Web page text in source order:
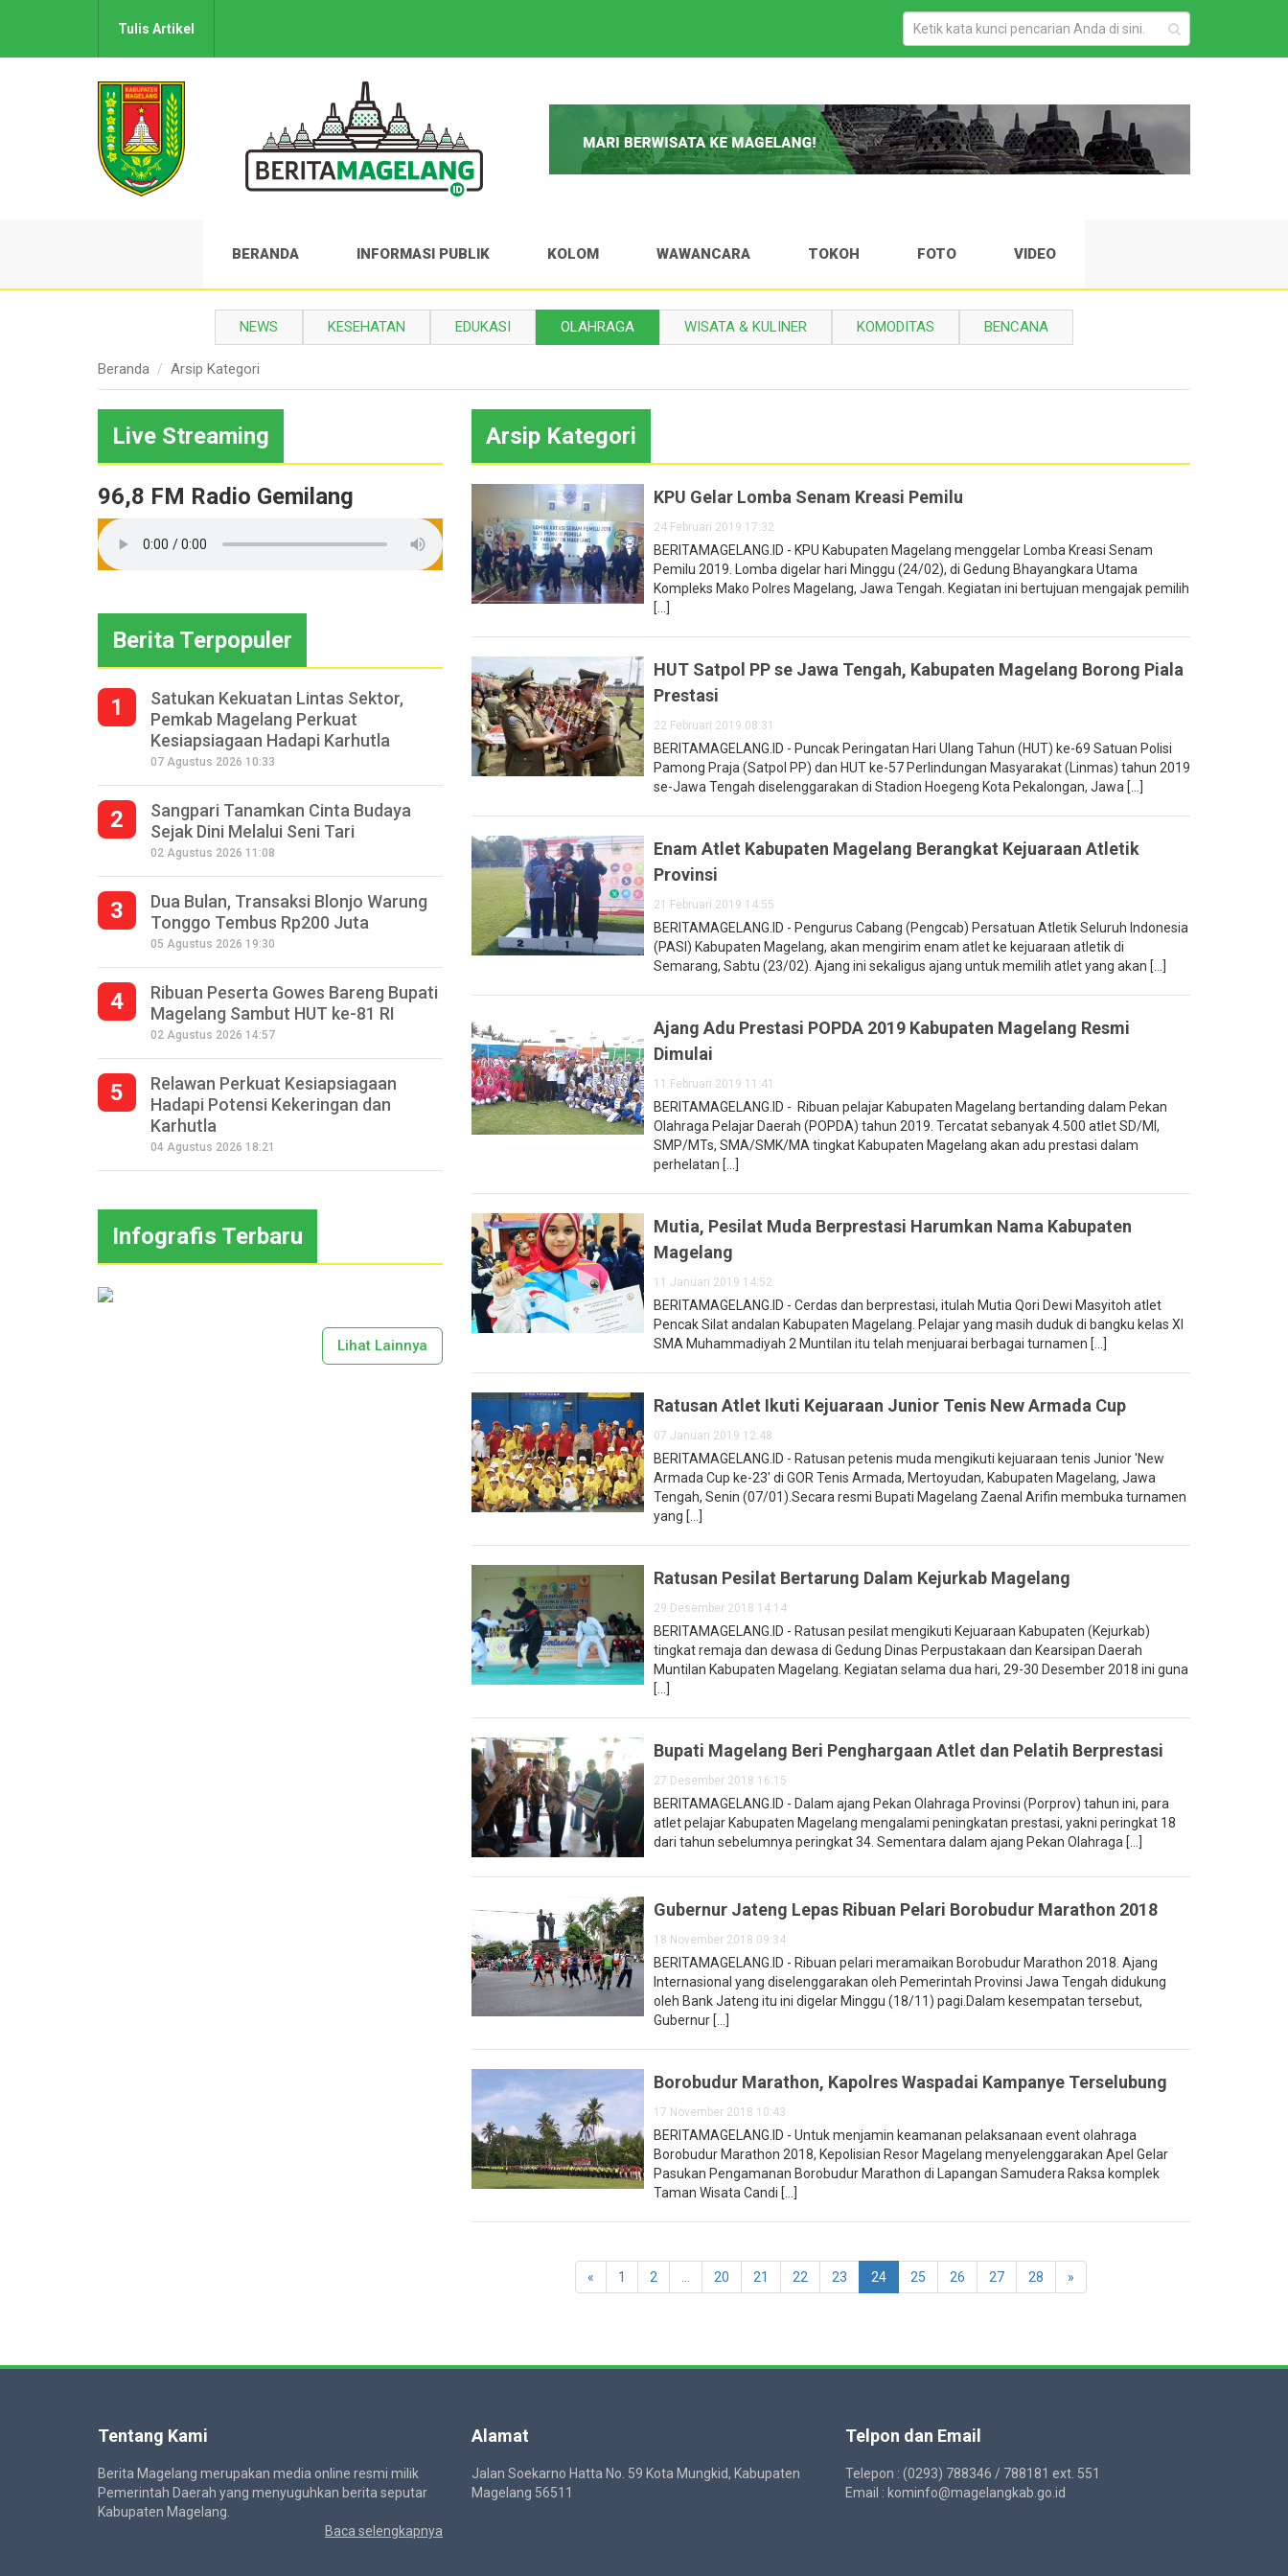
Tulis Artikel
BERANDA INFORMASI PUBLIK KOLOM WAWANCARA TOKOH FOTO VIDEO
NEWS KESEHATAN EDUKASI OLAHRAGA WISATA & KULINER KOMODITAS BENCANA
Beranda Arsip Kategori
Live Streaming
96,8 FM Radio Gemilang
Berita Terpopuler
1
Satukan Kekuatan Lintas Sektor,
Pemkab Magelang Perkuat
Kesiapsiagaan Hadapi Karhutla
07 Agustus 2026 10:33
2
Sangpari Tanamkan Cinta Budaya
Sejak Dini Melalui Seni Tari
02 Agustus 2026 11:08
3
Dua Bulan, Transaksi Blonjo Warung
Tonggo Tembus Rp200 Juta
05 Agustus 2026 19:30
4
Ribuan Peserta Gowes Bareng Bupati
Magelang Sambut HUT ke-81 RI
02 Agustus 2026 14:57
5
Relawan Perkuat Kesiapsiagaan
Hadapi Potensi Kekeringan dan
Karhutla
04 Agustus 2026 18:21
Infografis Terbaru
Lihat Lainnya
Arsip Kategori
KPU Gelar Lomba Senam Kreasi Pemilu
24 Februari 2019 17:32
BERITAMAGELANG.ID - KPU Kabupaten Magelang menggelar Lomba Kreasi Senam
Pemilu 2019. Lomba digelar hari Minggu (24/02), di Gedung Bhayangkara Utama
Kompleks Mako Polres Magelang, Jawa Tengah. Kegiatan ini bertujuan mengajak pemilih
[...]
HUT Satpol PP se Jawa Tengah, Kabupaten Magelang Borong Piala
Prestasi
22 Februari 2019 08:31
BERITAMAGELANG.ID - Puncak Peringatan Hari Ulang Tahun (HUT) ke-69 Satuan Polisi
Pamong Praja (Satpol PP) dan HUT ke-57 Perlindungan Masyarakat (Linmas) tahun 2019
se-Jawa Tengah diselenggarakan di Stadion Hoegeng Kota Pekalongan, Jawa [...]
Enam Atlet Kabupaten Magelang Berangkat Kejuaraan Atletik
Provinsi
21 Februari 2019 14:55
BERITAMAGELANG.ID - Pengurus Cabang (Pengcab) Persatuan Atletik Seluruh Indonesia
(PASI) Kabupaten Magelang, akan mengirim enam atlet ke kejuaraan atletik di
Semarang, Sabtu (23/02). Ajang ini sekaligus ajang untuk memilih atlet yang akan [...]
Ajang Adu Prestasi POPDA 2019 Kabupaten Magelang Resmi
Dimulai
11 Februari 2019 11:41
BERITAMAGELANG.ID - Ribuan pelajar Kabupaten Magelang bertanding dalam Pekan
Olahraga Pelajar Daerah (POPDA) tahun 2019. Tercatat sebanyak 4.500 atlet SD/MI,
SMP/MTs, SMA/SMK/MA tingkat Kabupaten Magelang akan adu prestasi dalam
perhelatan [...]
Mutia, Pesilat Muda Berprestasi Harumkan Nama Kabupaten
Magelang
11 Januari 2019 14:52
BERITAMAGELANG.ID - Cerdas dan berprestasi, itulah Mutia Qori Dewi Masyitoh atlet
Pencak Silat andalan Kabupaten Magelang. Pelajar yang masih duduk di bangku kelas XI
SMA Muhammadiyah 2 Muntilan itu telah menjuarai berbagai turnamen [...]
Ratusan Atlet Ikuti Kejuaraan Junior Tenis New Armada Cup
07 Januari 2019 12:48
BERITAMAGELANG.ID - Ratusan petenis muda mengikuti kejuaraan tenis Junior 'New
Armada Cup ke-23' di GOR Tenis Armada, Mertoyudan, Kabupaten Magelang, Jawa
Tengah, Senin (07/01).Secara resmi Bupati Magelang Zaenal Arifin membuka turnamen
yang [...]
Ratusan Pesilat Bertarung Dalam Kejurkab Magelang
29 Desember 2018 14:14
BERITAMAGELANG.ID - Ratusan pesilat mengikuti Kejuaraan Kabupaten (Kejurkab)
tingkat remaja dan dewasa di Gedung Dinas Perpustakaan dan Kearsipan Daerah
Muntilan Kabupaten Magelang. Kegiatan selama dua hari, 29-30 Desember 2018 ini guna
[...]
Bupati Magelang Beri Penghargaan Atlet dan Pelatih Berprestasi
27 Desember 2018 16:15
BERITAMAGELANG.ID - Dalam ajang Pekan Olahraga Provinsi (Porprov) tahun ini, para
atlet pelajar Kabupaten Magelang mengalami peningkatan prestasi, yakni peringkat 18
dari tahun sebelumnya peringkat 34. Sementara dalam ajang Pekan Olahraga [...]
Gubernur Jateng Lepas Ribuan Pelari Borobudur Marathon 2018
18 November 2018 09:34
BERITAMAGELANG.ID - Ribuan pelari meramaikan Borobudur Marathon 2018. Ajang
Internasional yang diselenggarakan oleh Pemerintah Provinsi Jawa Tengah didukung
oleh Bank Jateng itu ini digelar Minggu (18/11) pagi.Dalam kesempatan tersebut,
Gubernur [...]
Borobudur Marathon, Kapolres Waspadai Kampanye Terselubung
17 November 2018 10:43
BERITAMAGELANG.ID - Untuk menjamin keamanan pelaksanaan event olahraga
Borobudur Marathon 2018, Kepolisian Resor Magelang menyelenggarakan Apel Gelar
Pasukan Pengamanan Borobudur Marathon di Lapangan Samudera Raksa komplek
Taman Wisata Candi [...]
« 1 2 20 21 22 23 24 25 26 27 28 »
Tentang Kami
Berita Magelang merupakan media online resmi milik
Pemerintah Daerah yang menyuguhkan berita seputar
Kabupaten Magelang.
Baca selengkapnya
Alamat
Jalan Soekarno Hatta No. 59 Kota Mungkid, Kabupaten
Magelang 56511
Telpon dan Email
Telepon : (0293) 788346 / 788181 ext. 551
Email : kominfo@magelangkab.go.id